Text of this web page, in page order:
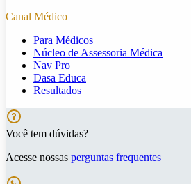
Canal Médico
Para Médicos
Núcleo de Assessoria Médica
Nav Pro
Dasa Educa
Resultados
Você tem dúvidas?
Acesse nossas perguntas frequentes